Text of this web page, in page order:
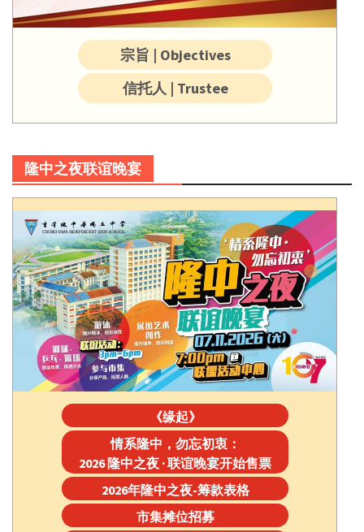
宗旨 | Objectives
信托人 | Trustee
隆中之夜联谊晚宴
《缘起》
情系隆中，勿忘初衷：
2026 隆中之夜 · 联谊晚宴开始售票
2026年隆中之夜-筹款表格
市集摊位招募